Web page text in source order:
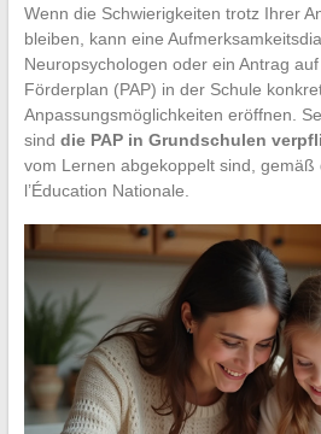
Wenn die Schwierigkeiten trotz Ihrer
bleiben, kann eine
Neuropsychologen oder ein Antrag
Förderplan (PAP) in der Schule
Anpassungsmöglichkeiten eröffnen.
sind die PAP in Grundschulen
vom Lernen abgekoppelt sind, gemäß
l’Éducation Nationale.